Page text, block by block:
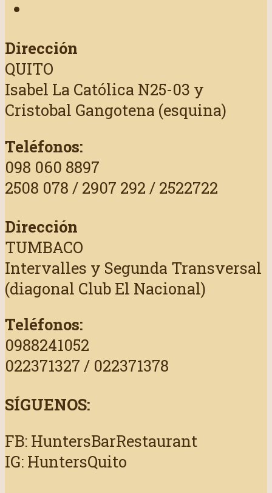
Dirección
QUITO
Isabel La Católica N25-03 y
Cristobal Gangotena (esquina)
Teléfonos:
098 060 8897
2508 078 / 2907 292 / 2522722
Dirección
TUMBACO
Intervalles y Segunda Transversal
(diagonal Club El Nacional)
Teléfonos:
0988241052
022371327 / 022371378
SÍGUENOS:
FB: HuntersBarRestaurant
IG: HuntersQuito